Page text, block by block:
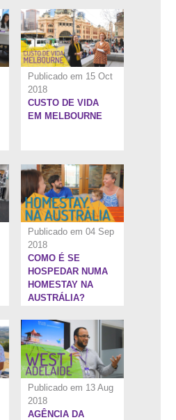
Publicado em 15 Oct
2018
CUSTO DE VIDA
EM MELBOURNE
Publicado em 04 Sep
2018
7:22''
COMO É SE
HOSPEDAR NUMA
HOMESTAY NA
AUSTRÁLIA?
Publicado em 13 Aug
2018
8:0''
AGÊNCIA DA